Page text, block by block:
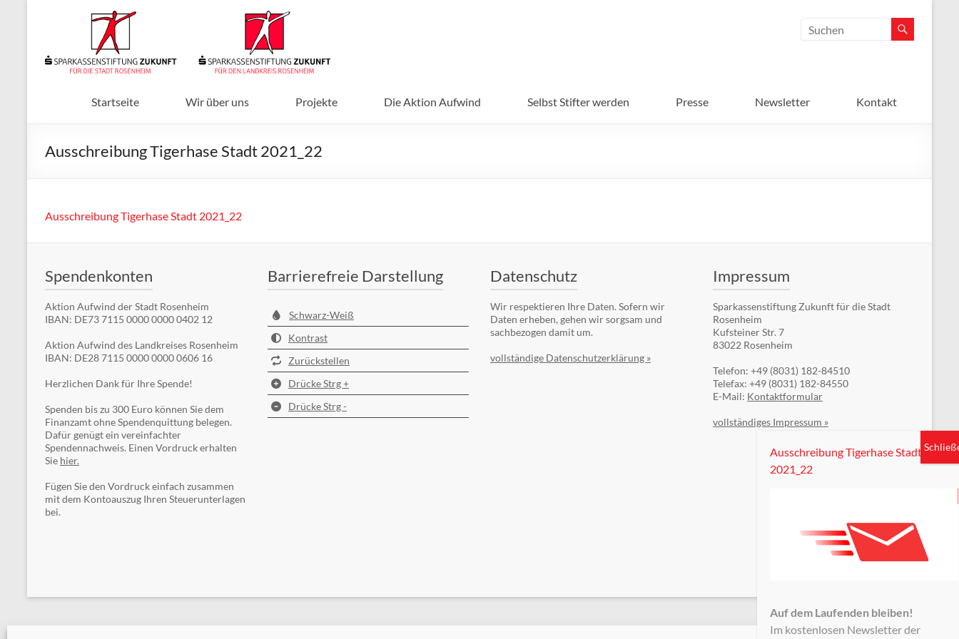
Sparkassenstiftungen
Zukunft
Rosenheim
Startseite Wir über uns Projekte Die Aktion Aufwind Selbst Stifter werden Presse Newsletter Kontakt
Ausschreibung Tigerhase Stadt 2021_22
Ausschreibung Tigerhase Stadt 2021_22
Spendenkonten
Aktion Aufwind der Stadt Rosenheim
IBAN: DE73 7115 0000 0000 0402 12
Aktion Aufwind des Landkreises Rosenheim
IBAN: DE28 7115 0000 0000 0606 16
Herzlichen Dank für Ihre Spende!
Spenden bis zu 300 Euro können Sie dem
Finanzamt ohne Spendenquittung belegen.
Dafür genügt ein vereinfachter
Spendennachweis. Einen Vordruck erhalten
Sie hier.
Fügen Sie den Vordruck einfach zusammen
mit dem Kontoauszug Ihren Steuerunterlagen
bei.
Barrierefreie Darstellung
Schwarz-Weiß
Kontrast
Zurückstellen
Drücke Strg +
Drücke Strg -
Datenschutz
Wir respektieren Ihre Daten. Sofern wir
Daten erheben, gehen wir sorgsam und
sachbezogen damit um.
vollständige Datenschutzerklärung »
Impressum
Sparkassenstiftung Zukunft für die Stadt
Rosenheim
Kufsteiner Str. 7
83022 Rosenheim
Telefon: +49 (8031) 182-84510
Telefax: +49 (8031) 182-84550
E-Mail: Kontaktformular
vollständiges Impressum »
Ausschreibung Tigerhase Stadt
2021_22
Im kostenlosen Newsletter der
Sparkassenstiftungen Zukunft